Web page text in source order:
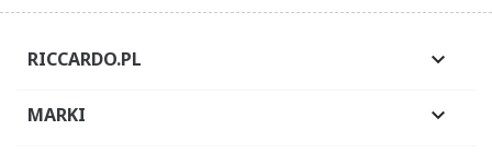
RICCARDO.PL 
MARKI 